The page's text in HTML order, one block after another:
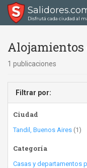
Disfrutá cada ciudad al
Alojamientos
1 publicaciones
Filtrar por:
Ciudad
Tandil, Buenos Aires (1)
Categoría
Casas y departamentos